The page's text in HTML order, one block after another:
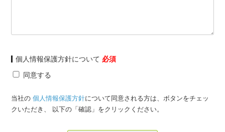
個人情報保護方針について 必須
同意する
当社の個人情報保護方針について同意される方は、ボタンをチェッ
クいただき、 以下の「確認」をクリックください。